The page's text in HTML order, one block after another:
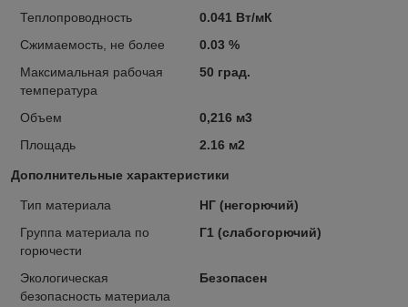
Теплопроводность
0.041 Вт/мК
Сжимаемость, не более
0.03 %
Максимальная рабочая
температура
50 град.
Объем
0,216 м3
Площадь
2.16 м2
Дополнительные характеристики
Тип материала
НГ (негорючий)
Группа материала по
горючести
Г1 (слабогорючий)
Экологическая
безопасность материала
Безопасен